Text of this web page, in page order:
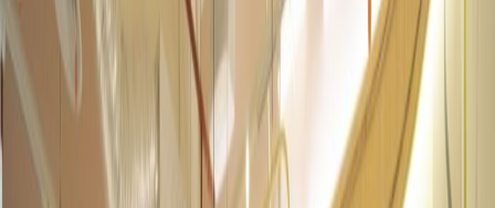
Tempat Penitipan Anak
Jaringan transportasi utama